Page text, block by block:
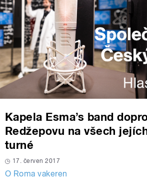
Kapela Esma’s band
Redžepovu na všech
turné
17. červen 2017
O Roma vakeren